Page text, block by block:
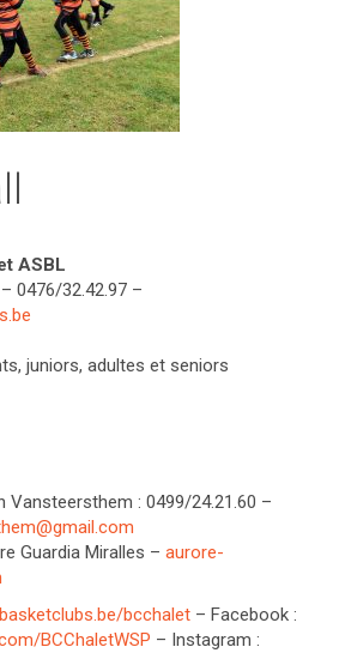
ASBL
0476/32.42.97 –
juniors, adultes et seniors
Vansteersthem : 0499/24.21.60 –
Guardia Miralles – aurore-
bcchalet – Facebook :
BCChaletWSP – Instagram :